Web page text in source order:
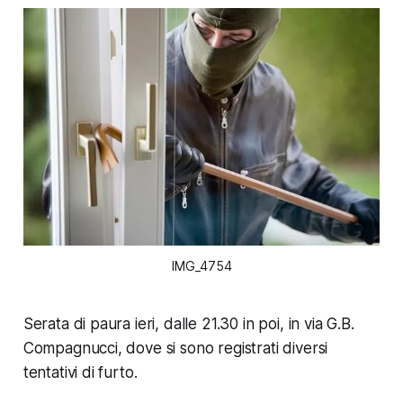
IMG_4754
Serata di paura ieri, dalle 21.30 in poi, in via G.B.
Compagnucci, dove si sono registrati diversi
tentativi di furto.